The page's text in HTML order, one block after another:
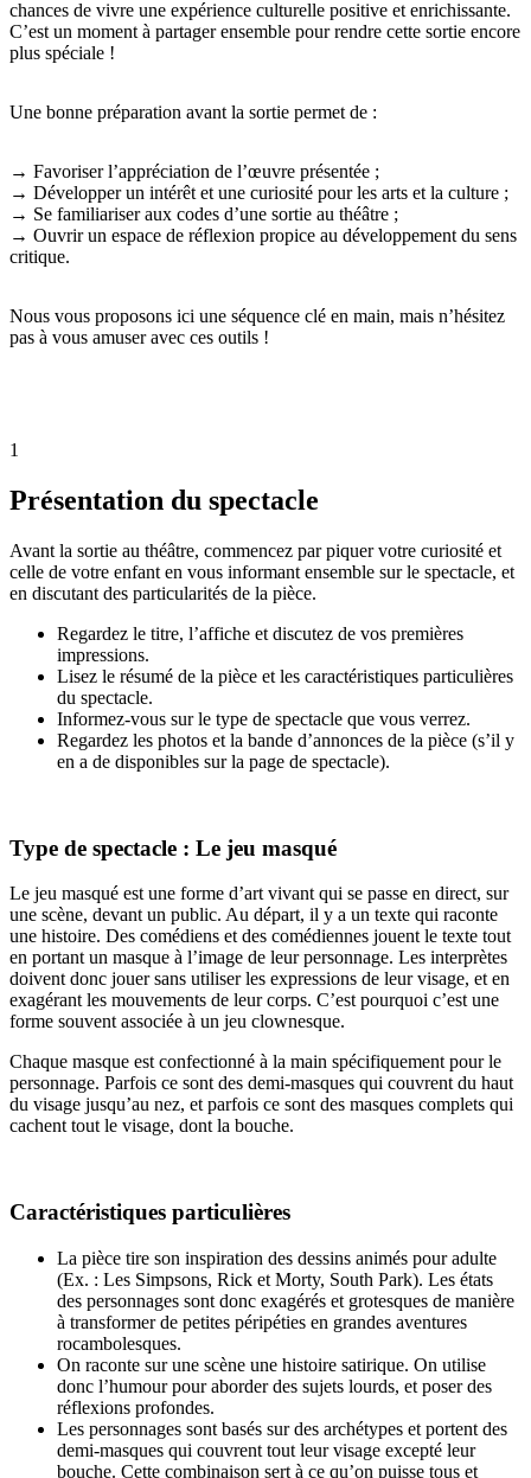
chances de vivre une expérience culturelle positive et enrichissante.
C’est un moment à partager ensemble pour rendre cette sortie encore
plus spéciale !
Une bonne préparation avant la sortie permet de :
→ Favoriser l’appréciation de l’œuvre présentée ;
→ Développer un intérêt et une curiosité pour les arts et la culture ;
→ Se familiariser aux codes d’une sortie au théâtre ;
→ Ouvrir un espace de réflexion propice au développement du sens
critique.
Nous vous proposons ici une séquence clé en main, mais n’hésitez
pas à vous amuser avec ces outils !
1
Présentation du spectacle
Avant la sortie au théâtre, commencez par piquer votre curiosité et
celle de votre enfant en vous informant ensemble sur le spectacle, et
en discutant des particularités de la pièce.
Regardez le titre, l’affiche et discutez de vos premières
impressions.
Lisez le résumé de la pièce et les caractéristiques particulières
du spectacle.
Informez-vous sur le type de spectacle que vous verrez.
Regardez les photos et la bande d’annonces de la pièce (s’il y
en a de disponibles sur la page de spectacle).
Type de spectacle : Le jeu masqué
Le jeu masqué est une forme d’art vivant qui se passe en direct, sur
une scène, devant un public. Au départ, il y a un texte qui raconte
une histoire. Des comédiens et des comédiennes jouent le texte tout
en portant un masque à l’image de leur personnage. Les interprètes
doivent donc jouer sans utiliser les expressions de leur visage, et en
exagérant les mouvements de leur corps. C’est pourquoi c’est une
forme souvent associée à un jeu clownesque.
Chaque masque est confectionné à la main spécifiquement pour le
personnage. Parfois ce sont des demi-masques qui couvrent du haut
du visage jusqu’au nez, et parfois ce sont des masques complets qui
cachent tout le visage, dont la bouche.
Caractéristiques particulières
La pièce tire son inspiration des dessins animés pour adulte
(Ex. : Les Simpsons, Rick et Morty, South Park). Les états
des personnages sont donc exagérés et grotesques de manière
à transformer de petites péripéties en grandes aventures
rocambolesques.
On raconte sur une scène une histoire satirique. On utilise
donc l’humour pour aborder des sujets lourds, et poser des
réflexions profondes.
Les personnages sont basés sur des archétypes et portent des
demi-masques qui couvrent tout leur visage excepté leur
bouche. Cette combinaison sert à ce qu’on puisse tous et